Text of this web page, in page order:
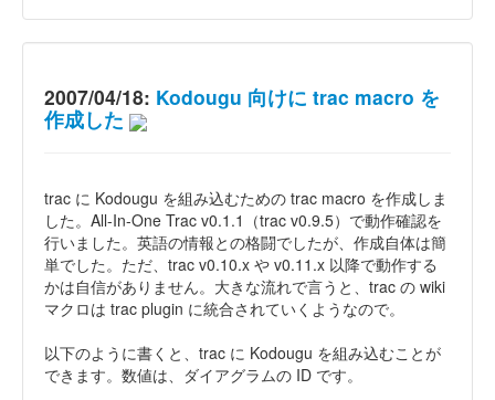
2007/04/18: Kodougu 向けに trac macro を
作成した
trac に Kodougu を組み込むための trac macro を作成しま
した。All-In-One Trac v0.1.1（trac v0.9.5）で動作確認を
行いました。英語の情報との格闘でしたが、作成自体は簡
単でした。ただ、trac v0.10.x や v0.11.x 以降で動作する
かは自信がありません。大きな流れで言うと、trac の wiki
マクロは trac plugin に統合されていくようなので。
以下のように書くと、trac に Kodougu を組み込むことが
できます。数値は、ダイアグラムの ID です。